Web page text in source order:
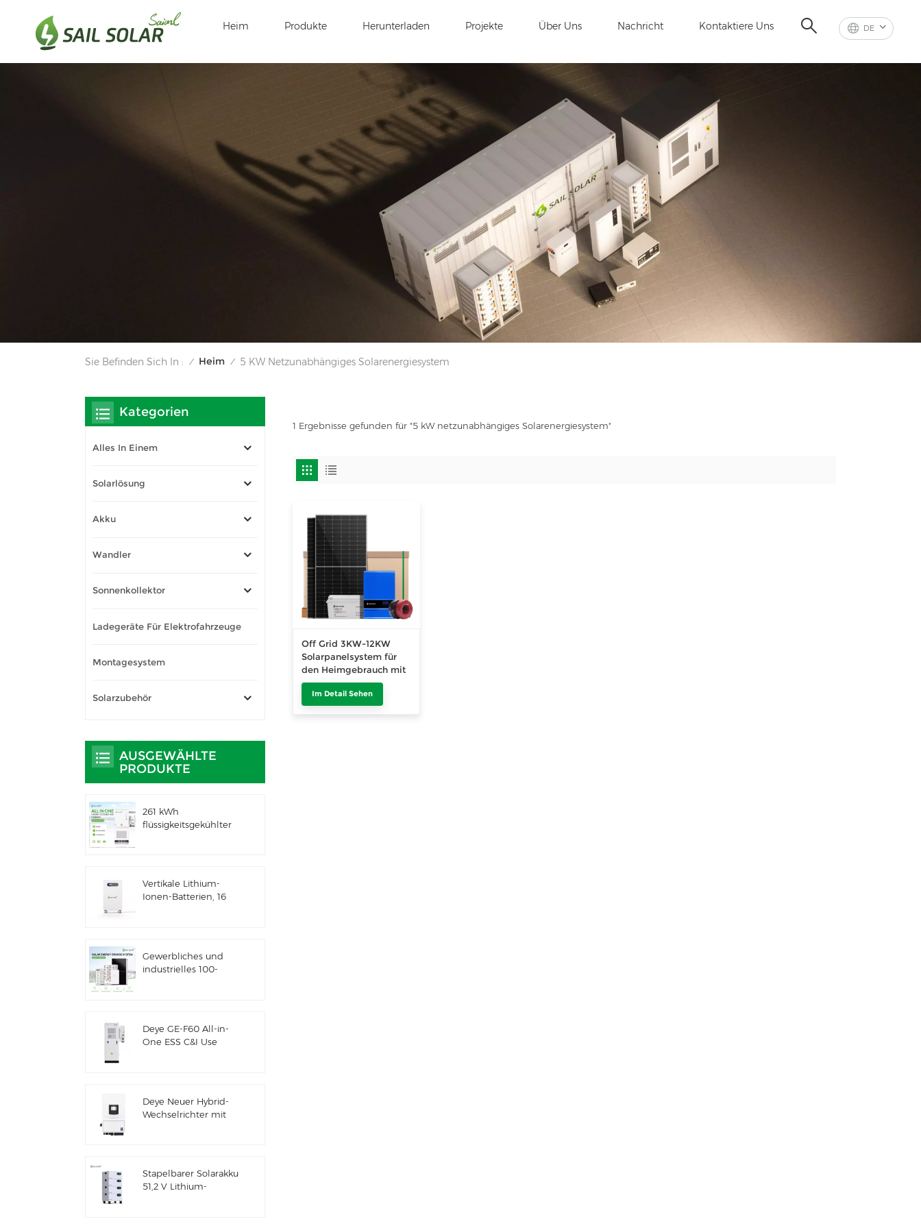
DE
Heim Produkte Herunterladen Projekte Über Uns Nachricht Kontaktiere Uns
Sie Befinden Sich In : / Heim / 5 KW Netzunabhängiges Solarenergiesystem
1 Ergebnisse gefunden für "5 kW netzunabhängiges Solarenergiesystem"
Off Grid 3KW-12KW
Solarpanelsystem für
den Heimgebrauch mit
Batterie
Im Detail Sehen
Kategorien
Alles In Einem
Solarlösung
Akku
Wandler
Sonnenkollektor
Ladegeräte Für Elektrofahrzeuge
Montagesystem
Solarzubehör
AUSGEWÄHLTE
PRODUKTE
261 kWh
flüssigkeitsgekühlter
Anwendungen IP66
ESS
Vertikale Lithium-
Ionen-Batterien, 16
Gewerbliches und
industrielles 100-
Deye GE-F60 All-in-
One ESS C&I Use
51,2V 100Ah
Deye Neuer Hybrid-
Wechselrichter mit
Stapelbarer Solarakku
51,2 V Lithium-